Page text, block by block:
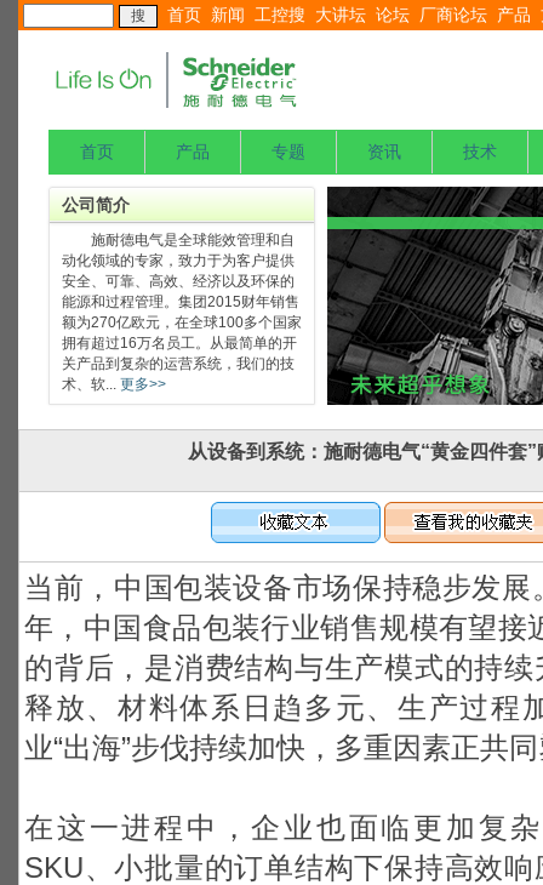
首页 新闻 工控搜 大讲坛 论坛 厂商论坛 产品
首页 产品 专题 资讯 技术
公司简介
施耐德电气是全球能效管理和自
动化领域的专家，致力于为客户提供
安全、可靠、高效、经济以及环保的
能源和过程管理。集团2015财年销售
额为270亿欧元，在全球100多个国家
拥有超过16万名员工。从最简单的开
关产品到复杂的运营系统，我们的技
术、软... 更多>>
从设备到系统：施耐德电气“黄金四件套
当前，中国包装设备市场保持稳步发
年，中国食品包装行业销售规模有望接
的背后，是消费结构与生产模式的持
释放、材料体系日趋多元、生产过程
业“出海”步伐持续加快，多重因素正共
在这一进程中，企业也面临更加复
SKU、小批量的订单结构下保持高效